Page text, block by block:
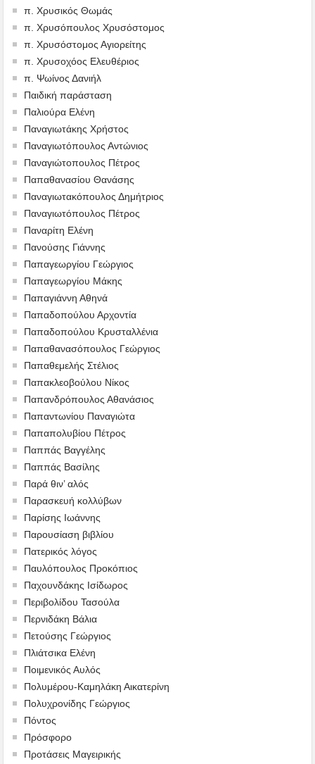
π. Χρυσικός Θωμάς
π. Χρυσόπουλος Χρυσόστομος
π. Χρυσόστομος Αγιορείτης
π. Χρυσοχόος Ελευθέριος
π. Ψωίνος Δανιήλ
Παιδική παράσταση
Παλιούρα Ελένη
Παναγιωτάκης Χρήστος
Παναγιωτόπουλος Αντώνιος
Παναγιώτοπουλος Πέτρος
Παπαθανασίου Θανάσης
Παναγιωτακόπουλος Δημήτριος
Παναγιωτόπουλος Πέτρος
Παναρίτη Ελένη
Πανούσης Γιάννης
Παπαγεωργίου Γεώργιος
Παπαγεωργίου Μάκης
Παπαγιάννη Αθηνά
Παπαδοπούλου Αρχοντία
Παπαδοπούλου Κρυσταλλένια
Παπαθανασόπουλος Γεώργιος
Παπαθεμελής Στέλιος
Παπακλεοβούλου Νίκος
Παπανδρόπουλος Αθανάσιος
Παπαντωνίου Παναγιώτα
Παπαπολυβίου Πέτρος
Παππάς Βαγγέλης
Παππάς Βασίλης
Παρά θιν’ αλός
Παρασκευή κολλύβων
Παρίσης Ιωάννης
Παρουσίαση βιβλίου
Πατερικός λόγος
Παυλόπουλος Προκόπιος
Παχουνδάκης Ισίδωρος
Περιβολίδου Τασούλα
Περνιδάκη Βάλια
Πετούσης Γεώργιος
Πλιάτσικα Ελένη
Ποιμενικός Αυλός
Πολυμέρου-Καμηλάκη Αικατερίνη
Πολυχρονίδης Γεώργιος
Πόντος
Πρόσφορο
Προτάσεις Μαγειρικής